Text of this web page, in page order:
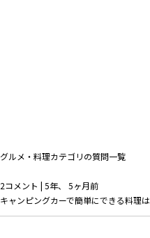
グルメ・料理カテゴリの質問一覧
2コメント | 5年、 5ヶ月前
キャンピングカーで簡単にできる料理